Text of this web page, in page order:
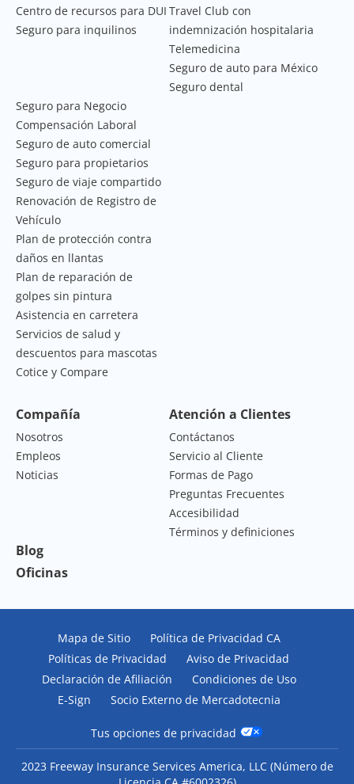
Centro de recursos para DUI
Seguro para inquilinos
Travel Club con
indemnización hospitalaria
Telemedicina
Seguro de auto para México
Seguro dental
Seguro para Negocio
Compensación Laboral
Seguro de auto comercial
Seguro para propietarios
Seguro de viaje compartido
Renovación de Registro de
Vehículo
Plan de protección contra
daños en llantas
Plan de reparación de
golpes sin pintura
Asistencia en carretera
Servicios de salud y
descuentos para mascotas
Cotice y Compare
Compañía
Nosotros
Empleos
Noticias
Atención a Clientes
Contáctanos
Servicio al Cliente
Formas de Pago
Preguntas Frecuentes
Accesibilidad
Términos y definiciones
Blog
Oficinas
Mapa de Sitio
Política de Privacidad CA
Políticas de Privacidad
Aviso de Privacidad
Declaración de Afiliación
Condiciones de Uso
E-Sign
Socio Externo de Mercadotecnia
Tus opciones de privacidad
2023 Freeway Insurance Services America, LLC (Número de